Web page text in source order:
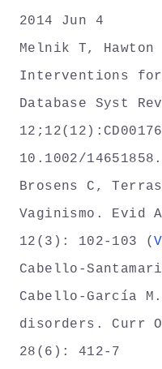
2014 Jun 4
Melnik T, Hawton
Interventions for
Database Syst
10.1002/
Brosens C,
Vaginismo. Evid
12(3): 102-103 (
Cabello-
Cabello-García
disorders. Curr
28(6): 412-7